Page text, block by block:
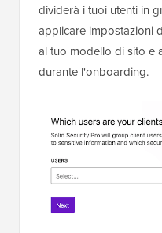
dividerà i tuoi utenti in
applicare impostazioni
al tuo modello di sito e
durante l'onboarding.